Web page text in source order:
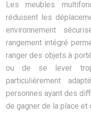
Les meubles
réduisent les
environnement
rangement intégré
ranger des objets à
ou de se lever
particulièrement
personnes ayant des
de gagner de la place